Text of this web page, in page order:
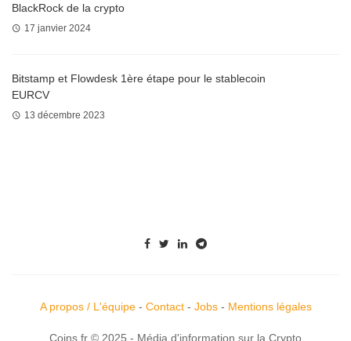
BlackRock de la crypto
17 janvier 2024
Bitstamp et Flowdesk 1ère étape pour le stablecoin
EURCV
13 décembre 2023
A propos / L'équipe- Contact- Jobs- Mentions légales
Coins.fr © 2025 - Média d'information sur la Crypto